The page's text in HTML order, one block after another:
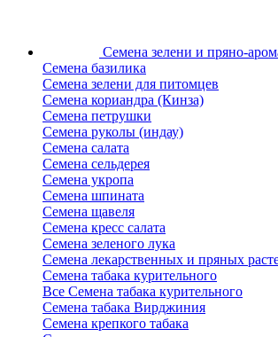
Семена зелени и пряно-
Семена базилика
Семена зелени для питомцев
Семена кориандра (Кинза)
Семена петрушки
Семена руколы (индау)
Семена салата
Семена сельдерея
Семена укропа
Семена шпината
Семена щавеля
Семена кресс салата
Семена зеленого лука
Семена лекарственных и пряных
Семена табака курительного
Все Семена табака курительного
Семена табака Вирджиния
Семена крепкого табака